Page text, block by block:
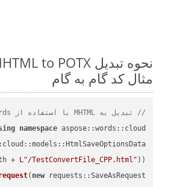
مثال کد گام به گام
// تبدیل به MHTML با استفاده از Aspose.Words
namespace aspose::words::cloud;
+ L"/TestConvertFile_CPP.html" ));
( new